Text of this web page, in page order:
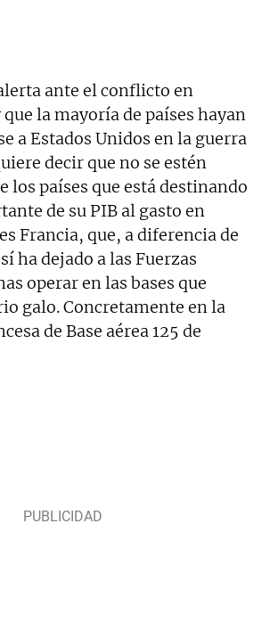
ante el conflicto en
que la mayoría de países hayan
a Estados Unidos en la guerra
decir que no se estén
los países que está destinando
de su PIB al gasto en
Francia, que, a diferencia de
ha dejado a las Fuerzas
operar en las bases que
galo. Concretamente en la
de Base aérea 125 de